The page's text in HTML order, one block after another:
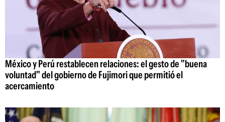
México y Perú restablecen relaciones: el gesto de "buena
voluntad" del gobierno de Fujimori que permitió el
acercamiento